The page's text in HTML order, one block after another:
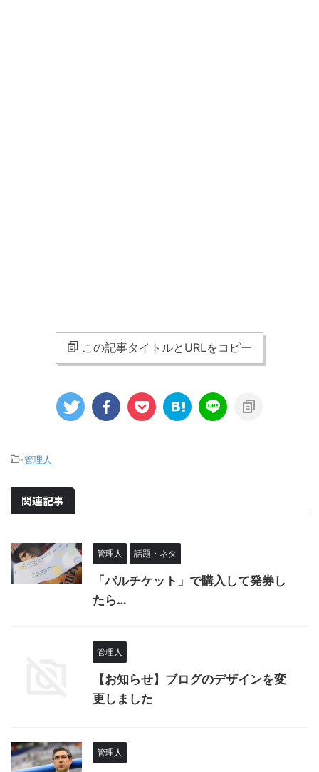
この記事タイトルとURLをコピー
-管理人
関連記事
管理人 話題・ネタ
「パルチケット」で購入して発券し
たら…
管理人
【お知らせ】ブログのデザインを変
更しました
管理人